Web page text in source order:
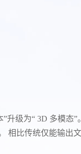
升级为“ 3D 多模
相比传统仅能输出